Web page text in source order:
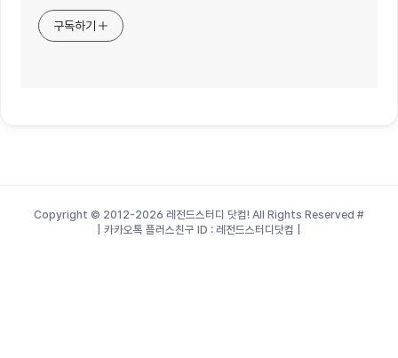
구독하기
Copyright © 2012-2026 레전드스터디 닷컴! All Rights Reserved #
| 카카오톡 플러스친구 ID : 레전드스터디닷컴 |